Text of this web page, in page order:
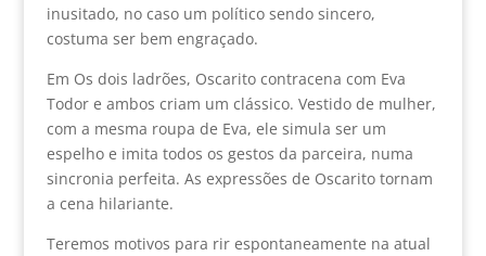
inusitado, no caso um político sendo sincero,
costuma ser bem engraçado.
Em Os dois ladrões, Oscarito contracena com Eva
Todor e ambos criam um clássico. Vestido de mulher,
com a mesma roupa de Eva, ele simula ser um
espelho e imita todos os gestos da parceira, numa
sincronia perfeita. As expressões de Oscarito tornam
a cena hilariante.
Teremos motivos para rir espontaneamente na atual